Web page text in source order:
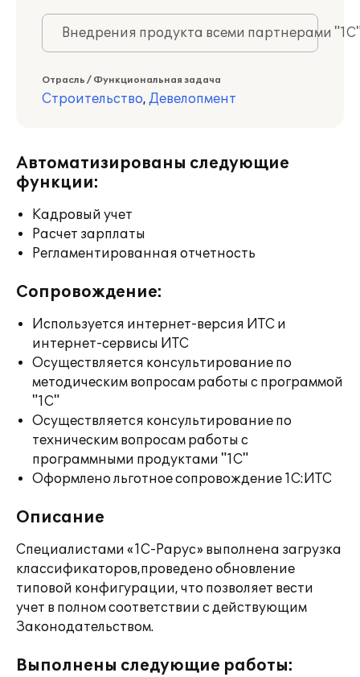
Внедрения продукта всеми партнерами
Отрасль / Функциональная задача
Строительство, Девелопмент
Автоматизированы следующие
функции:
Кадровый учет
Расчет зарплаты
Регламентированная отчетность
Сопровождение:
Используется интернет-версия ИТС и
интернет-сервисы ИТС
Осуществляется консультирование по
методическим вопросам работы с программой
"1С"
Осуществляется консультирование по
техническим вопросам работы с
программными продуктами "1С"
Оформлено льготное сопровождение 1С:ИТС
Описание
Специалистами «1С-Рарус» выполнена загрузка
классификаторов,проведено обновление
типовой конфигурации, что позволяет вести
учет в полном соответствии с действующим
Законодательством.
Выполнены следующие работы: